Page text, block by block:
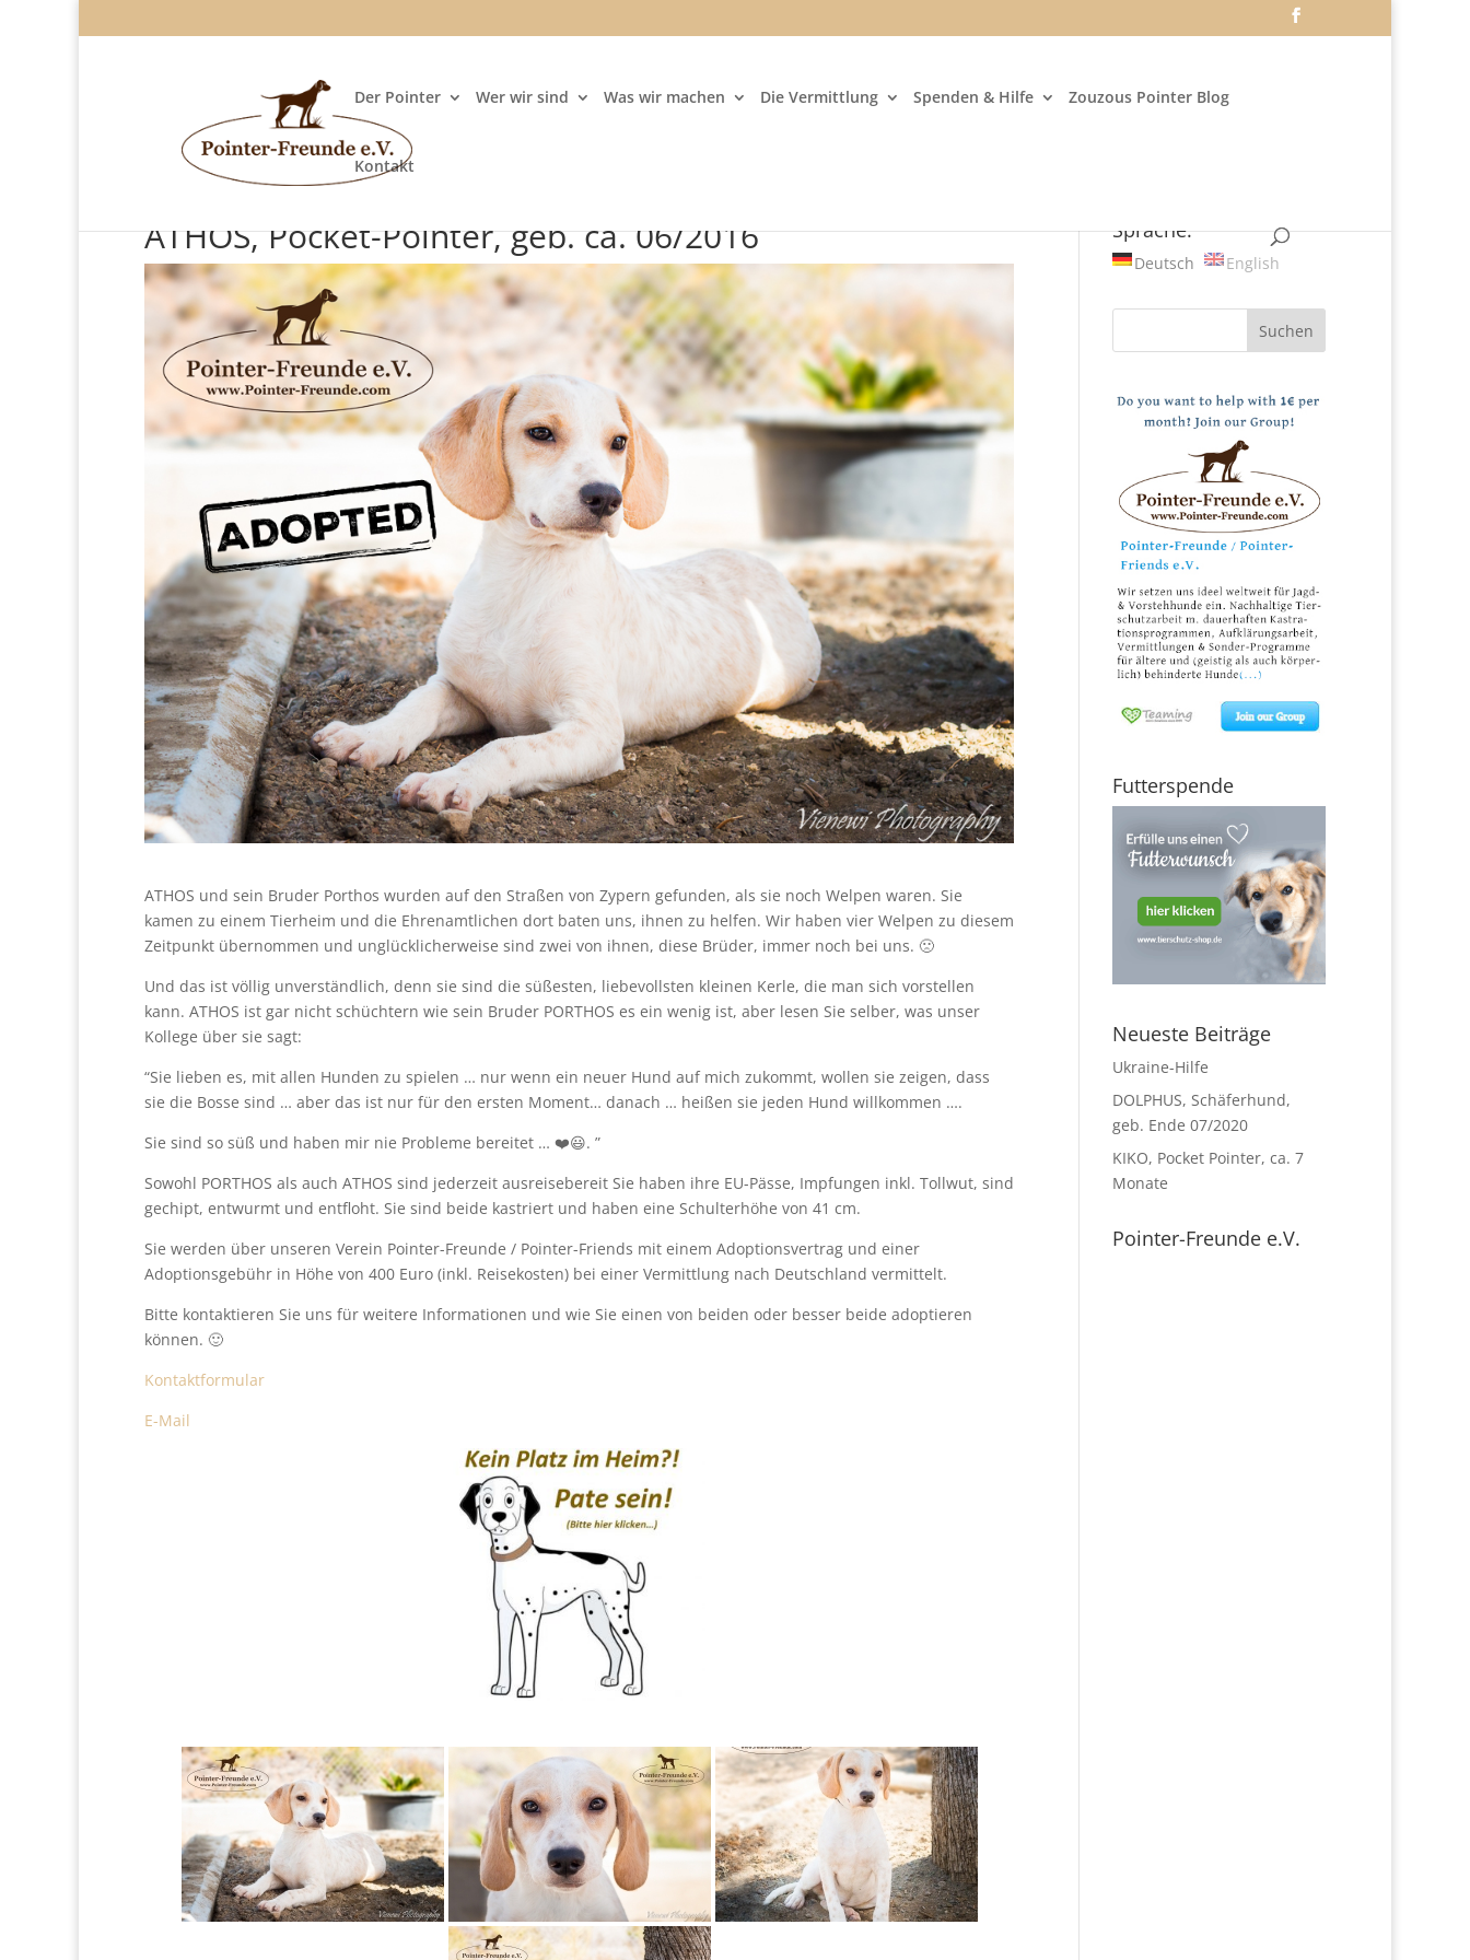
Der Pointer Wer wir sind Was wir machen Die Vermittlung Spenden & Hilfe Zouzous Pointer Blog
Kontakt
ATHOS, Pocket-Pointer, geb. ca. 06/2016
ATHOS und sein Bruder Porthos wurden auf den Straßen von Zypern gefunden, als sie noch Welpen waren. Sie
kamen zu einem Tierheim und die Ehrenamtlichen dort baten uns, ihnen zu helfen. Wir haben vier Welpen zu diesem
Zeitpunkt übernommen und unglücklicherweise sind zwei von ihnen, diese Brüder, immer noch bei uns. 🙁
Und das ist völlig unverständlich, denn sie sind die süßesten, liebevollsten kleinen Kerle, die man sich vorstellen
kann. ATHOS ist gar nicht schüchtern wie sein Bruder PORTHOS es ein wenig ist, aber lesen Sie selber, was unser
Kollege über sie sagt:
“Sie lieben es, mit allen Hunden zu spielen … nur wenn ein neuer Hund auf mich zukommt, wollen sie zeigen, dass
sie die Bosse sind … aber das ist nur für den ersten Moment… danach … heißen sie jeden Hund willkommen ….
Sie sind so süß und haben mir nie Probleme bereitet … ❤️😃. ”
Sowohl PORTHOS als auch ATHOS sind jederzeit ausreisebereit Sie haben ihre EU-Pässe, Impfungen inkl. Tollwut, sind
gechipt, entwurmt und entfloht. Sie sind beide kastriert und haben eine Schulterhöhe von 41 cm.
Sie werden über unseren Verein Pointer-Freunde / Pointer-Friends mit einem Adoptionsvertrag und einer
Adoptionsgebühr in Höhe von 400 Euro (inkl. Reisekosten) bei einer Vermittlung nach Deutschland vermittelt.
Bitte kontaktieren Sie uns für weitere Informationen und wie Sie einen von beiden oder besser beide adoptieren
können. 🙂
Kontaktformular
E-Mail
Sprache:
Deutsch English
Futterspende
Neueste Beiträge
Ukraine-Hilfe
DOLPHUS, Schäferhund,
geb. Ende 07/2020
KIKO, Pocket Pointer, ca. 7
Monate
Pointer-Freunde e.V.